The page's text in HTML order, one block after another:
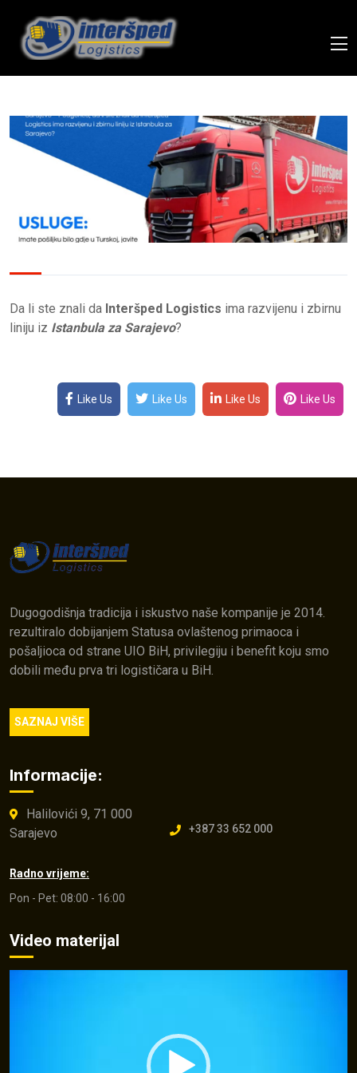
Da li ste znali da Interšped Logistics ima razvijenu i zbirnu
liniju iz Istanbula za Sarajevo?
Like Us Like Us Like Us Like Us
Dugogodišnja tradicija i iskustvo naše kompanije je 2014.
rezultiralo dobijanjem Statusa ovlaštenog primaoca i
pošaljioca od strane UIO BiH, privilegiju i benefit koju smo
dobili među prva tri logističara u BiH.
SAZNAJ VIŠE
Informacije:
Halilovići 9, 71 000
Sarajevo
+387 33 652 000
Radno vrijeme:
Pon - Pet: 08:00 - 16:00
Video materijal